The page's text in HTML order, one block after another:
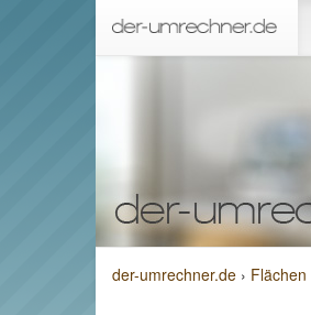
der-umrechner.de › Flächen